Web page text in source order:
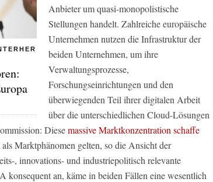
Anbieter um quasi-monopolistische
Stellungen handelt. Zahlreiche europäische
Unternehmen nutzen die Infrastruktur der
beiden Unternehmen, um ihre
Verwaltungsprozesse,
Forschungseinrichtungen und den
überwiegenden Teil ihrer digitalen Arbeit
über die unterschiedlichen Cloud-Lösungen
Diesemassive Marktkonzentration schaffe
Marktphänomen gelten, so die Ansicht der
, innovations- und industriepolitisch relevante
konsequent an, käme in beiden Fällen eine wesentlich